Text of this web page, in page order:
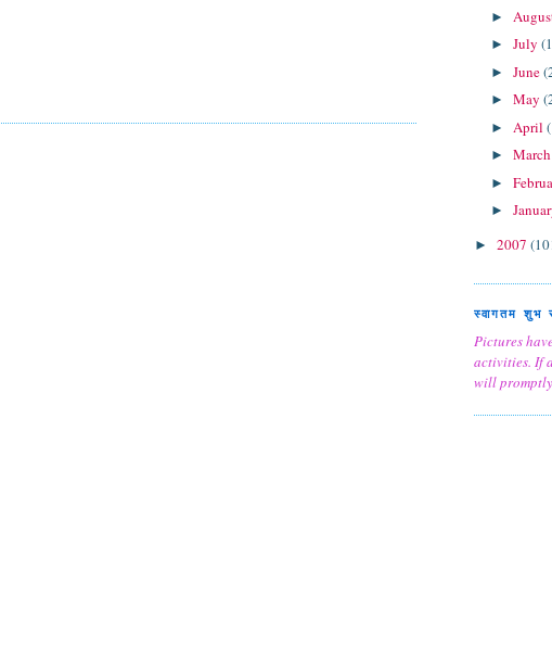
►
►July
►June
►May
► April
►
►
►
► 2007
स्वागतम शुभ
Pictures
activities. If
will